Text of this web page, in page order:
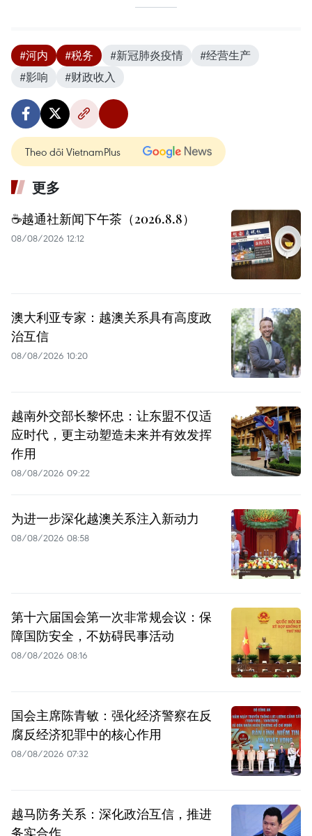
#河内 #税务 #新冠肺炎疫情
#经营生产
#影响
#财政收入
Theo dõi VietnamPlus
更多
☕️越通社新闻下午茶（2026.8.8）
08/08/2026 12:12
澳大利亚专家：越澳关系具有高度政
治互信
08/08/2026 10:20
越南外交部长黎怀忠：让东盟不仅适
应时代，更主动塑造未来并有效发挥
作用
08/08/2026 09:22
为进一步深化越澳关系注入新动力
08/08/2026 08:58
第十六届国会第一次非常规会议：保
障国防安全，不妨碍民事活动
08/08/2026 08:16
国会主席陈青敏：强化经济警察在反
腐反经济犯罪中的核心作用
08/08/2026 07:32
越马防务关系：深化政治互信，推进
务实合作